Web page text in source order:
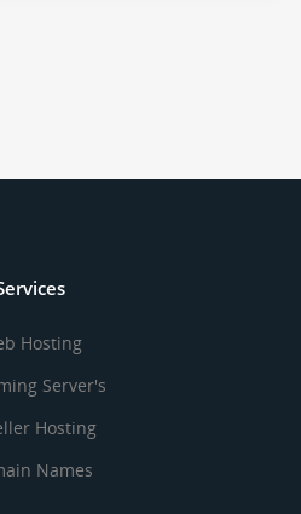
Hosting
Server's
Hosting
Names